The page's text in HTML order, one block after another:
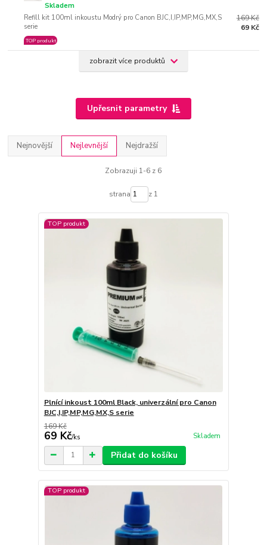
Refill kit 100ml inkoustu Modrý pro Canon BJC,I,IP,MP,MG,MX,S
serie
Skladem
TOP produkt
169 Kč
69 Kč
zobrazit více produktů
Upřesnit parametry
Nejnovější Nejlevnější Nejdražší
Zobrazuji 1-6 z 6
strana z 1
TOP produkt
Plnící inkoust 100ml Black, univerzální pro Canon
BJC,I,IP,MP,MG,MX,S serie
169 Kč
69 Kč/ks Skladem
Přidat do košíku
TOP produkt